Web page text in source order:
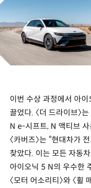
이번 수상 과정에서 아
끌었다. 〈더 드라이브〉
N e-시프트, N 액티브
〈카버즈〉는 “현대차가
찾았다. 이는 모든 자동
아이오닉 5 N의 우수한
〈모터 어소리티〉와 〈